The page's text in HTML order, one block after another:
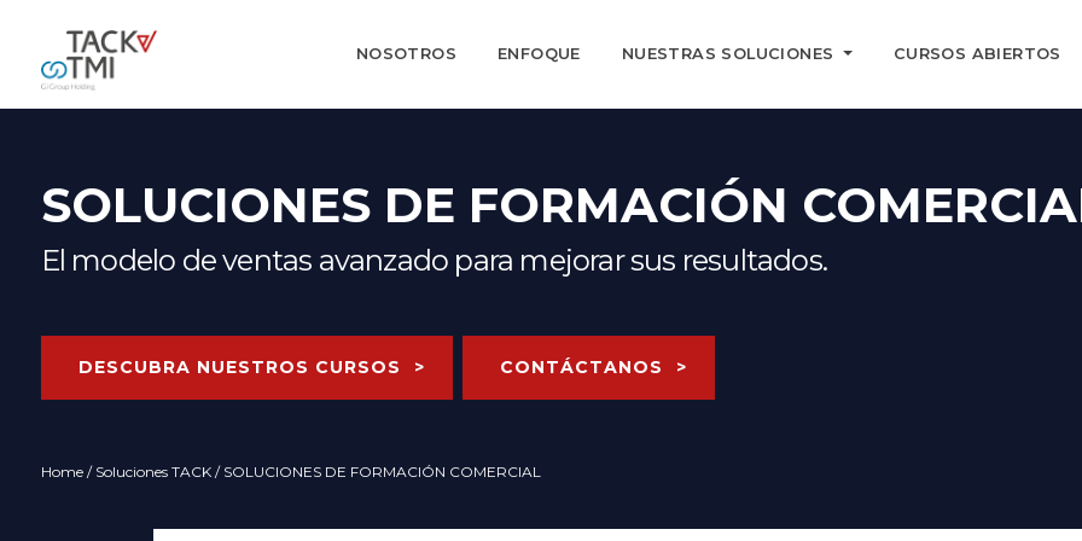
NOSOTROS ENFOQUE NUESTRAS SOLUCIONES CURSOS ABIERTOS
SOLUCIONES DE FORMACIÓN
El modelo de ventas avanzado para mejorar sus resultados.
DESCUBRA NUESTROS CURSOS CONTÁCTANOS
Home/ Soluciones TACK/ SOLUCIONES DE FORMACIÓN COMERCIAL